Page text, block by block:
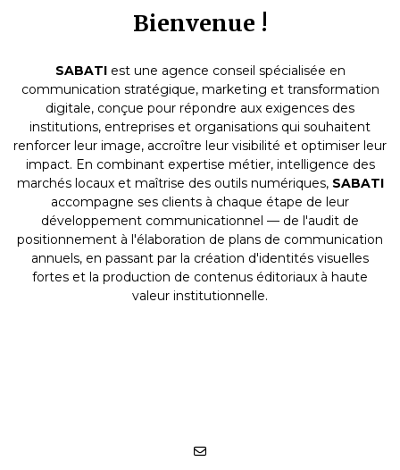
Bienvenue !
SABATIest une agence conseil spécialisée en
communication stratégique, marketing et transformation
digitale, conçue pour répondre aux exigences des
institutions, entreprises et organisations qui souhaitent
renforcer leur image, accroître leur visibilité et optimiser leur
impact. En combinant expertise métier, intelligence des
marchés locaux et maîtrise des outils numériques, SABATI
accompagne ses clients à chaque étape de leur
développement communicationnel — de l'audit de
positionnement à l'élaboration de plans de communication
annuels, en passant par la création d'identités visuelles
fortes et la production de contenus éditoriaux à haute
valeur institutionnelle.